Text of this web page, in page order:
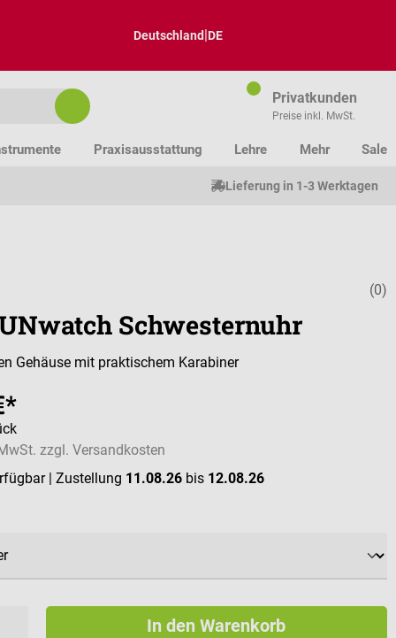
Deutschland|DE
Privatkunden
Preise inkl. MwSt.
Praxisausstattung Lehre Mehr Sale
Lieferung in 1-3 Werktagen
(0)
Schwesternuhr
Gehäuse mit praktischem Karabiner
zzgl. Versandkosten
| Zustellung 11.08.26 bis 12.08.26
In den Warenkorb